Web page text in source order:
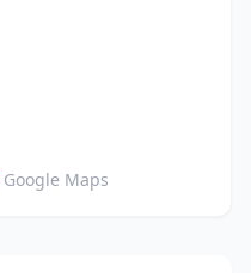
Google Maps